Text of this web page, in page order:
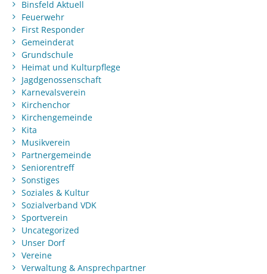
Binsfeld Aktuell
Feuerwehr
First Responder
Gemeinderat
Grundschule
Heimat und Kulturpflege
Jagdgenossenschaft
Karnevalsverein
Kirchenchor
Kirchengemeinde
Kita
Musikverein
Partnergemeinde
Seniorentreff
Sonstiges
Soziales & Kultur
Sozialverband VDK
Sportverein
Uncategorized
Unser Dorf
Vereine
Verwaltung & Ansprechpartner